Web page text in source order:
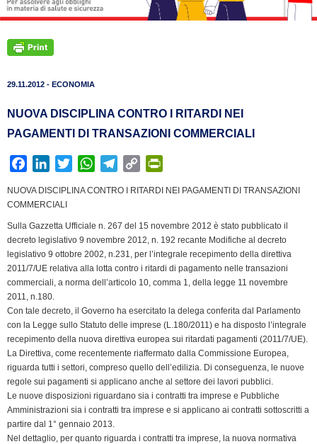
29.11.2012 - ECONOMIA
NUOVA DISCIPLINA CONTRO I RITARDI NEI
PAGAMENTI DI TRANSAZIONI COMMERCIALI
c
b
o
k
n
e
d
I
n
i
t
r
W
a
s
A
p
p
l
g
r
a
m
C
p
L
n
k
i
t
r
i
n
d
l
y
NUOVA DISCIPLINA CONTRO I RITARDI NEI PAGAMENTI DI TRANSAZIONI
COMMERCIALI
Sulla Gazzetta Ufficiale n. 267 del 15 novembre 2012 è stato pubblicato il
decreto legislativo 9 novembre 2012, n. 192 recante Modifiche al decreto
legislativo 9 ottobre 2002, n.231, per l’integrale recepimento della direttiva
2011/7/UE relativa alla lotta contro i ritardi di pagamento nelle transazioni
commerciali, a norma dell’articolo 10, comma 1, della legge 11 novembre
2011, n.180.
Con tale decreto, il Governo ha esercitato la delega conferita dal Parlamento
con la Legge sullo Statuto delle imprese (L.180/2011) e ha disposto l’integrale
recepimento della nuova direttiva europea sui ritardati pagamenti (2011/7/UE).
La Direttiva, come recentemente riaffermato dalla Commissione Europea,
riguarda tutti i settori, compreso quello dell’edilizia. Di conseguenza, le nuove
regole sui pagamenti si applicano anche al settore dei lavori pubblici.
Le nuove disposizioni riguardano sia i contratti tra imprese e Pubbliche
Amministrazioni sia i contratti tra imprese e si applicano ai contratti sottoscritti a
partire dal 1° gennaio 2013.
Nel dettaglio, per quanto riguarda i contratti tra imprese, la nuova normativa